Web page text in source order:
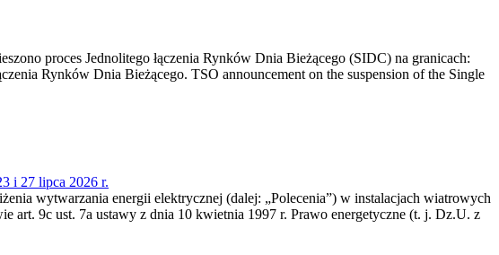
proces Jednolitego łączenia Rynków Dnia Bieżącego (SIDC) na granicach:
Rynków Dnia Bieżącego. TSO announcement on the suspension of the Single
i 27 lipca 2026 r.
wytwarzania energii elektrycznej (dalej: „Polecenia”) w instalacjach wiatrowych
art. 9c ust. 7a ustawy z dnia 10 kwietnia 1997 r. Prawo energetyczne (t. j. Dz.U. z